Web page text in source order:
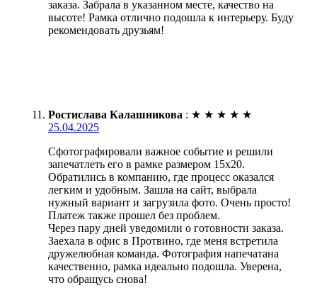
заказа. Забрала в указанном месте, качество на
высоте! Рамка отлично подошла к интерьеру. Буду
рекомендовать друзьям!
Ростислава Калашникова : ★ ★ ★ ★ ★
25.04.2025
Сфотографировали важное событие и решили
запечатлеть его в рамке размером 15х20.
Обратились в компанию, где процесс оказался
легким и удобным. Зашла на сайт, выбрала
нужный вариант и загрузила фото. Очень просто!
Платеж также прошел без проблем.
Через пару дней уведомили о готовности заказа.
Заехала в офис в Протвино, где меня встретила
дружелюбная команда. Фотография напечатана
качественно, рамка идеально подошла. Уверена,
что обращусь снова!